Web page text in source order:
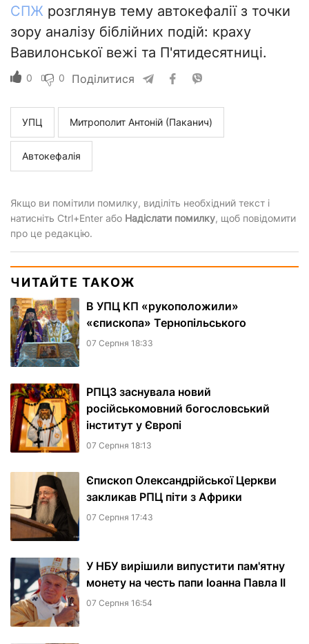
СПЖ розглянув тему автокефалії з точки
зору аналізу біблійних подій: краху
Вавилонської вежі та П'ятидесятниці.
0 0 Поділитися
УПЦ Митрополит Антоній (Паканич)
Автокефалія
Якщо ви помітили помилку, виділіть необхідний текст і
натисніть Ctrl+Enter або Надіслати помилку, щоб повідомити
про це редакцію.
ЧИТАЙТЕ ТАКОЖ
В УПЦ КП «рукоположили»
«єпископа» Тернопільського
07 Серпня 18:33
РПЦЗ заснувала новий
російськомовний богословський
інститут у Європі
07 Серпня 18:13
Єпископ Олександрійської Церкви
закликав РПЦ піти з Африки
07 Серпня 17:43
У НБУ вирішили випустити пам'ятну
монету на честь папи Іоанна Павла II
07 Серпня 16:54